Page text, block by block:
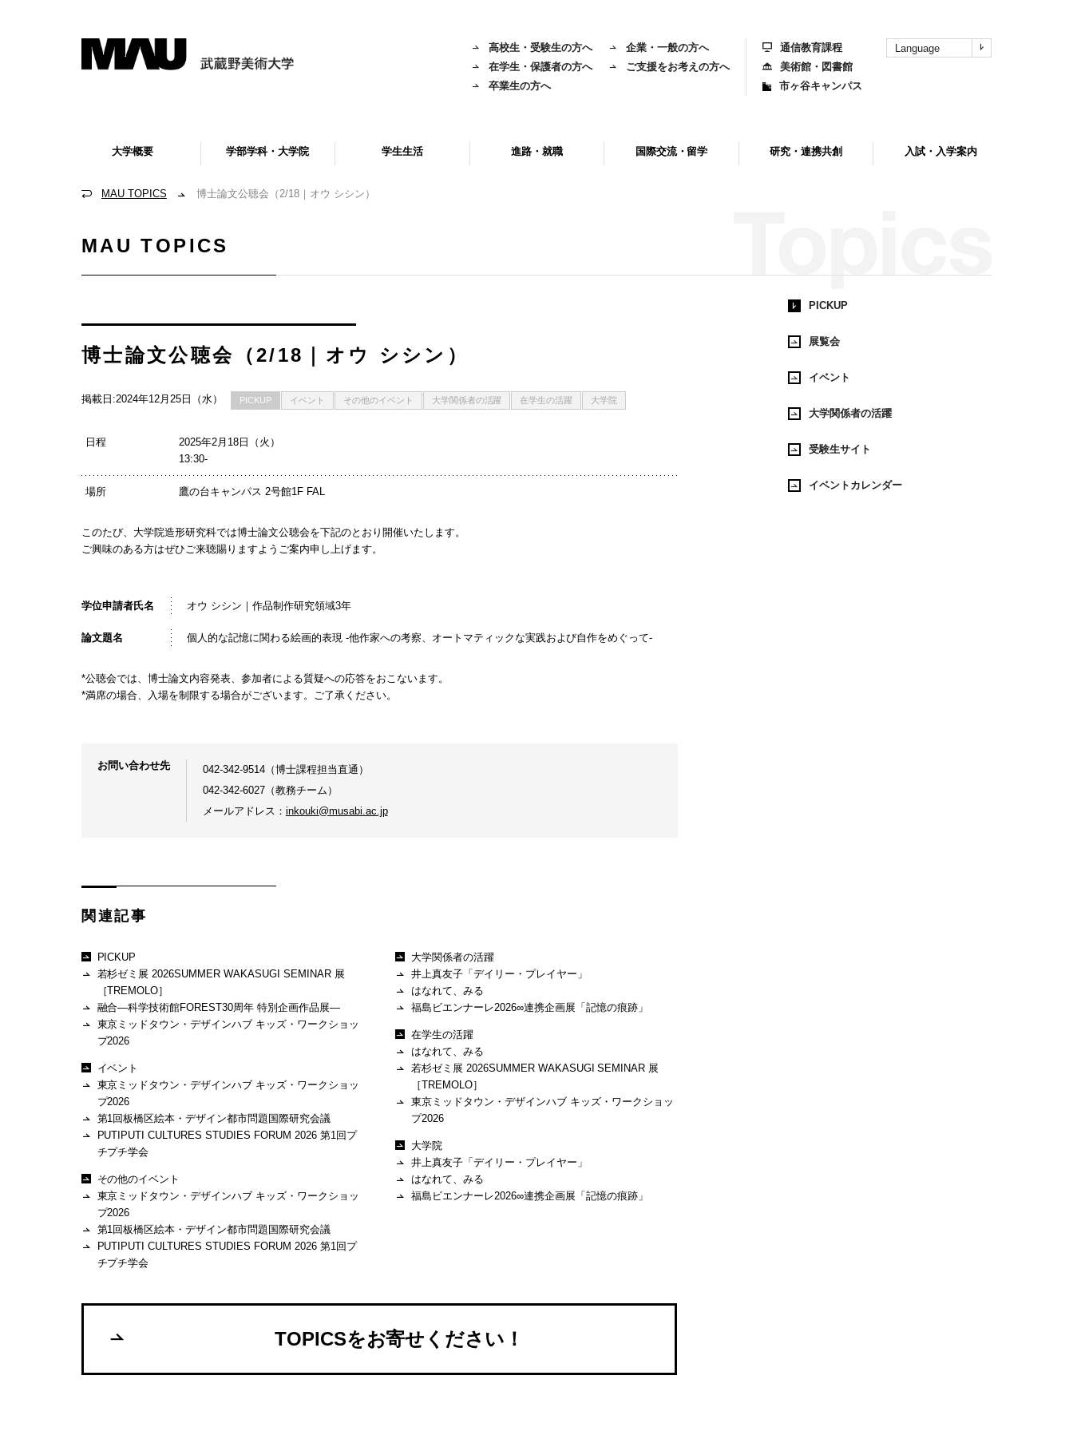
Language
通信教育課程
美術館・図書館
市ヶ谷キャンパス
高校生・受験生の方へ
在学生・保護者の方へ
卒業生の方へ
企業・一般の方へ
ご支援をお考えの方へ
大学概要 学部学科・大学院 学生生活 進路・就職 国際交流・留学 研究・連携共創 入試・入学案内
MAU TOPICS 博士論文公聴会（2/18｜オウ シシン）
MAU TOPICS
博士論文公聴会（2/18｜オウ シシン）
掲載日:2024年12月25日（水） PICKUP イベント その他のイベント 大学関係者の活躍 在学生の活躍 大学院
日程
2025年2月18日（火）
13:30-
場所 鷹の台キャンパス 2号館1F FAL
このたび、大学院造形研究科では博士論文公聴会を下記のとおり開催いたします。
ご興味のある方はぜひご来聴賜りますようご案内申し上げます。
学位申請者氏名 オウ シシン｜作品制作研究領域3年
論文題名 個人的な記憶に関わる絵画的表現 -他作家への考察、オートマティックな実践および自作をめぐって-
*公聴会では、博士論文内容発表、参加者による質疑への応答をおこないます。
*満席の場合、入場を制限する場合がございます。ご了承ください。
お問い合わせ先
042-342-9514（博士課程担当直通）
042-342-6027（教務チーム）
メールアドレス： inkouki@musabi.ac.jp
関連記事
PICKUP
若杉ゼミ展 2026SUMMER WAKASUGI SEMINAR 展
［TREMOLO］
融合―科学技術館FOREST30周年 特別企画作品展―
東京ミッドタウン・デザインハブ キッズ・ワークショッ
プ2026
イベント
東京ミッドタウン・デザインハブ キッズ・ワークショッ
プ2026
第1回板橋区絵本・デザイン都市問題国際研究会議
PUTIPUTI CULTURES STUDIES FORUM 2026 第1回プ
チプチ学会
その他のイベント
東京ミッドタウン・デザインハブ キッズ・ワークショッ
プ2026
第1回板橋区絵本・デザイン都市問題国際研究会議
PUTIPUTI CULTURES STUDIES FORUM 2026 第1回プ
チプチ学会
大学関係者の活躍
井上真友子「デイリー・プレイヤー」
はなれて、みる
福島ビエンナーレ2026∞連携企画展「記憶の痕跡」
在学生の活躍
はなれて、みる
若杉ゼミ展 2026SUMMER WAKASUGI SEMINAR 展
［TREMOLO］
東京ミッドタウン・デザインハブ キッズ・ワークショッ
プ2026
大学院
井上真友子「デイリー・プレイヤー」
はなれて、みる
福島ビエンナーレ2026∞連携企画展「記憶の痕跡」
TOPICSをお寄せください！
PICKUP
展覧会
イベント
大学関係者の活躍
受験生サイト
イベントカレンダー